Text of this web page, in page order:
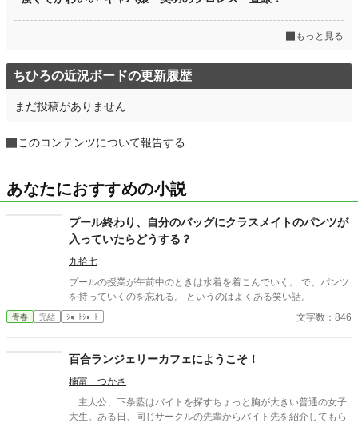
もっと見る
ちひろの近況ボードの更新履歴
まだ投稿がありません
このコンテンツについて報告する
あなたにおすすめの小説
プール終わり、自分のバッグにクラスメイトのパンツが
入っていたらどうする？
九拾七
プールの授業が午前中のときは水着を着こんでいく。 で、パンツ
を持っていくのを忘れる。 というのはよくある笑い話。
青春 完結 ｼｮｰﾄｼｮｰﾄ 文字数：846
百合ランジェリーカフェにようこそ！
楠富 つかさ
主人公、下条藍はバイトを探すちょっと胸が大きい普通の女子
大生。ある日、同じサークルの先輩からバイト先を紹介してもら